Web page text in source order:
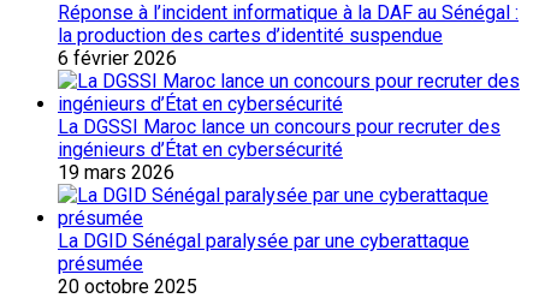
Réponse à l’incident informatique à la DAF au Sénégal :
la production des cartes d’identité suspendue
6 février 2026
La DGSSI Maroc lance un concours pour recruter des
ingénieurs d’État en cybersécurité
19 mars 2026
La DGID Sénégal paralysée par une cyberattaque
présumée
20 octobre 2025